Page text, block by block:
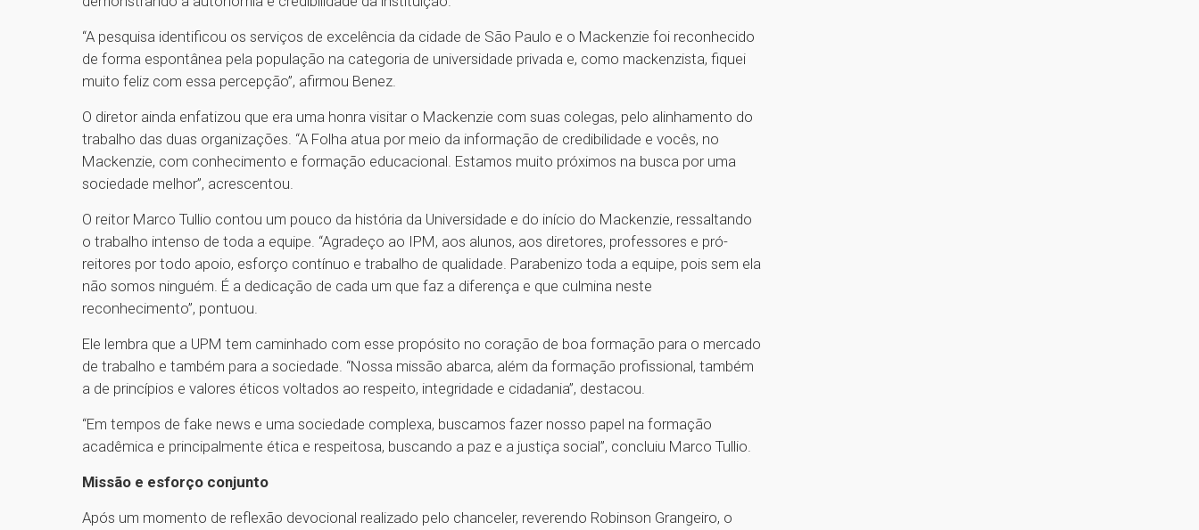
“A pesquisa identificou os serviços de excelência da cidade de São Paulo e o Mackenzie foi reconhecido
de forma espontânea pela população na categoria de universidade privada e, como mackenzista, fiquei
muito feliz com essa percepção”, afirmou Benez.
O diretor ainda enfatizou que era uma honra visitar o Mackenzie com suas colegas, pelo alinhamento do
trabalho das duas organizações. “A Folha atua por meio da informação de credibilidade e vocês, no
Mackenzie, com conhecimento e formação educacional. Estamos muito próximos na busca por uma
sociedade melhor”, acrescentou.
O reitor Marco Tullio contou um pouco da história da Universidade e do início do Mackenzie, ressaltando
o trabalho intenso de toda a equipe. “Agradeço ao IPM, aos alunos, aos diretores, professores e pró-
reitores por todo apoio, esforço contínuo e trabalho de qualidade. Parabenizo toda a equipe, pois sem ela
não somos ninguém. É a dedicação de cada um que faz a diferença e que culmina neste
reconhecimento”, pontuou.
Ele lembra que a UPM tem caminhado com esse propósito no coração de boa formação para o mercado
de trabalho e também para a sociedade. “Nossa missão abarca, além da formação profissional, também
a de princípios e valores éticos voltados ao respeito, integridade e cidadania”, destacou.
“Em tempos de fake news e uma sociedade complexa, buscamos fazer nosso papel na formação
acadêmica e principalmente ética e respeitosa, buscando a paz e a justiça social”, concluiu Marco Tullio.
Missão e esforço conjunto
Após um momento de reflexão devocional realizado pelo chanceler, reverendo Robinson Grangeiro, o